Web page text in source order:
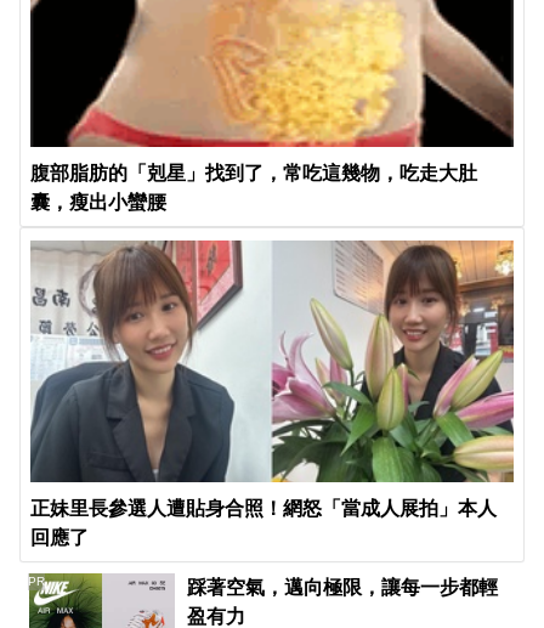
腹部脂肪的「剋星」找到了，常吃這幾物，吃走大肚
囊，瘦出小蠻腰
正妹里長參選人遭貼身合照！網怒「當成人展拍」本人
回應了
踩著空氣，邁向極限，讓每一步都輕
盈有力
PR